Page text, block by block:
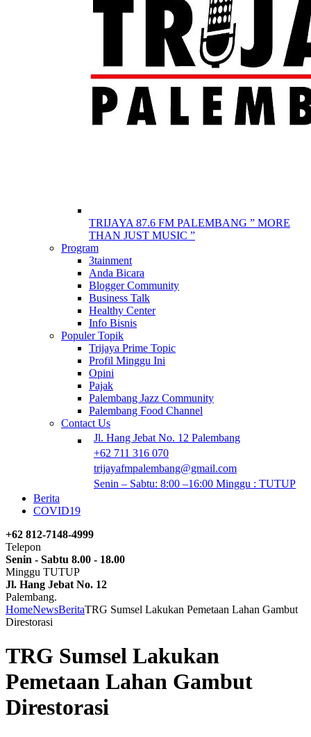
TRIJAYA 87.6 FM PALEMBANG ” MORE
THAN JUST MUSIC ”
Program
3tainment
Anda Bicara
Blogger Community
Business Talk
Healthy Center
Info Bisnis
Populer Topik
Trijaya Prime Topic
Profil Minggu Ini
Opini
Pajak
Palembang Jazz Community
Palembang Food Channel
Contact Us
Jl. Hang Jebat No. 12 Palembang
+62 711 316 070
trijayafmpalembang@gmail.com
Senin – Sabtu: 8:00 –16:00 Minggu : TUTUP
Berita
COVID19
+62 812-7148-4999
Telepon
Senin - Sabtu 8.00 - 18.00
Minggu TUTUP
Jl. Hang Jebat No. 12
Palembang.
HomeNewsBeritaTRG Sumsel Lakukan Pemetaan Lahan Gambut
Direstorasi
TRG Sumsel Lakukan
Pemetaan Lahan Gambut
Direstorasi